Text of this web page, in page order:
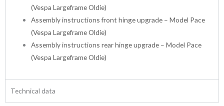
(Vespa Largeframe Oldie)
Assembly instructions front hinge upgrade – Model Pace
(Vespa Largeframe Oldie)
Assembly instructions rear hinge upgrade – Model Pace
(Vespa Largeframe Oldie)
Technical data